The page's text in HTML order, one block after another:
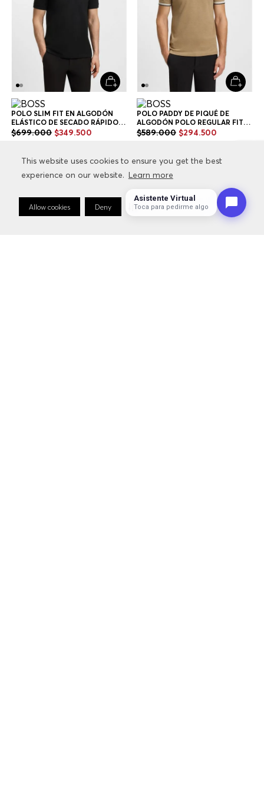
This website uses cookies to ensure you get the best
experience on our website. Learn more
Allow cookies Deny Cookie Preferences
This website uses cookies to ensure you get the best
experience on our website. Learn more
Allow cookies Deny Cookie Preferences
POLO SLIM FIT EN ALGODÓN
ELÁSTICO DE SECADO RÁPIDO
POLO SLIM FIT HOMBRE
$699.000 $349.500
+2 Colores
POLO PADDY DE PIQUÉ DE
ALGODÓN POLO REGULAR FIT
HOMBRE
$589.000 $294.500
+6 Colores
Asistente Virtual
Toca para pedirme algo